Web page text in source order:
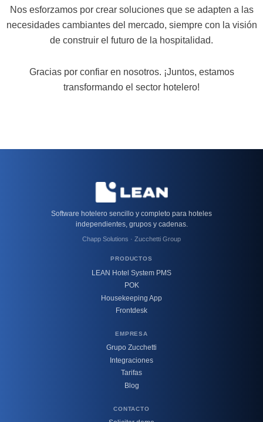
Nos esforzamos por crear soluciones que se adapten a las
necesidades cambiantes del mercado, siempre con la visión
de construir el futuro de la hospitalidad.
Gracias por confiar en nosotros. ¡Juntos, estamos
transformando el sector hotelero!
Software hotelero sencillo y completo para hoteles
independientes, grupos y cadenas.
Chapp Solutions · Zucchetti Group
PRODUCTOS
LEAN Hotel System PMS
POK
Housekeeping App
Frontdesk
EMPRESA
Grupo Zucchetti
Integraciones
Tarifas
Blog
CONTACTO